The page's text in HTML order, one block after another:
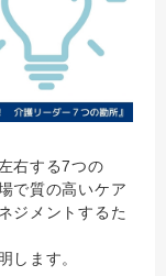
右する7つの
で質の高いケア
ジメントするた
します。